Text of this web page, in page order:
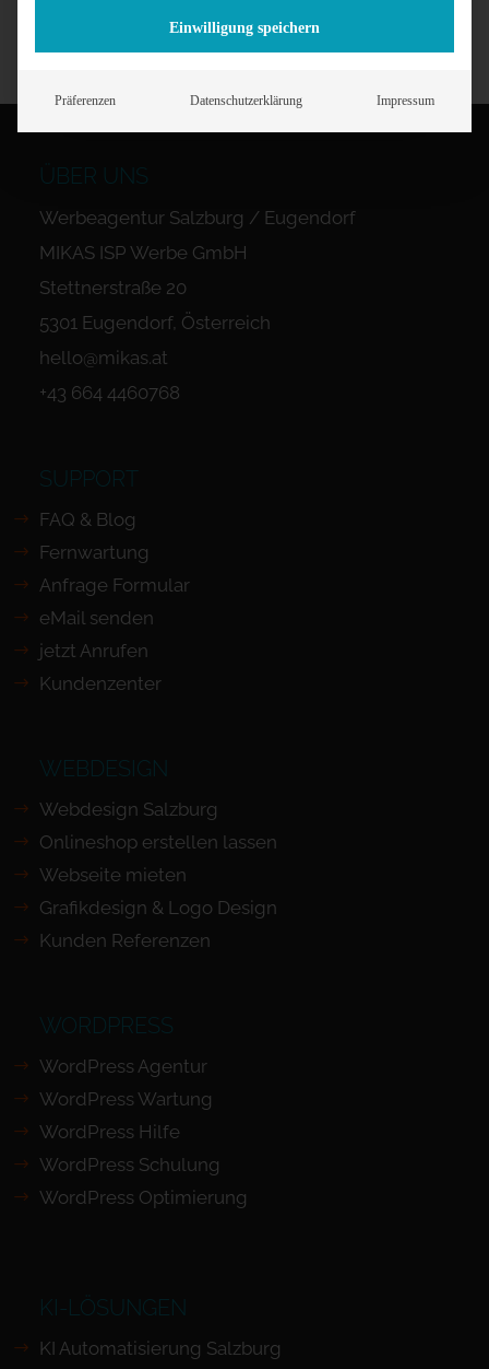
ÜBER UNS
Werbeagentur Salzburg / Eugendorf
MIKAS ISP Werbe GmbH
Stettnerstraße 20
5301 Eugendorf, Österreich
hello@mikas.at
+43 664 4460768
SUPPORT
FAQ & Blog
Fernwartung
Anfrage Formular
eMail senden
jetzt Anrufen
Kundenzenter
WEBDESIGN
Webdesign Salzburg
Onlineshop erstellen lassen
Webseite mieten
Grafikdesign & Logo Design
Kunden Referenzen
WORDPRESS
WordPress Agentur
WordPress Wartung
WordPress Hilfe
WordPress Schulung
WordPress Optimierung
KI-LÖSUNGEN
KI Automatisierung Salzburg
Einwilligung speichern
Präferenzen Datenschutzerklärung Impressum